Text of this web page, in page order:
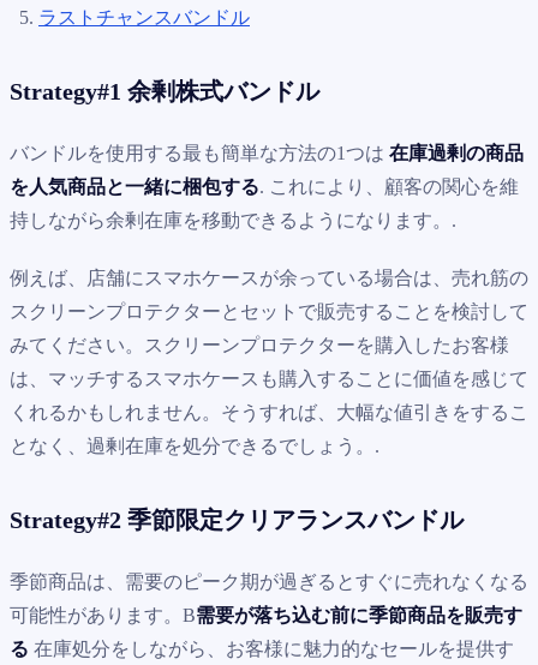
ラストチャンスバンドル
Strategy#1 余剰株式バンドル
バンドルを使用する最も簡単な方法の1つは 在庫過剰の商品
を人気商品と一緒に梱包する. これにより、顧客の関心を維
持しながら余剰在庫を移動できるようになります。.
例えば、店舗にスマホケースが余っている場合は、売れ筋の
スクリーンプロテクターとセットで販売することを検討して
みてください。スクリーンプロテクターを購入したお客様
は、マッチするスマホケースも購入することに価値を感じて
くれるかもしれません。そうすれば、大幅な値引きをするこ
となく、過剰在庫を処分できるでしょう。.
Strategy#2 季節限定クリアランスバンドル
季節商品は、需要のピーク期が過ぎるとすぐに売れなくなる
可能性があります。B需要が落ち込む前に季節商品を販売す
る 在庫処分をしながら、お客様に魅力的なセールを提供す